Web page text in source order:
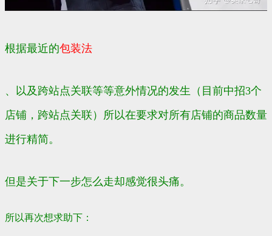
根据最近的包装法
、以及跨站点关联等等意外情况的发生（目前中招3个
店铺，跨站点关联）所以在要求对所有店铺的商品数量
进行精简。
但是关于下一步怎么走却感觉很头痛。
所以再次想求助下：